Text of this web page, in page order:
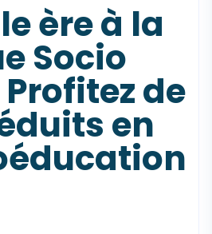
ère à la
Socio
de
en